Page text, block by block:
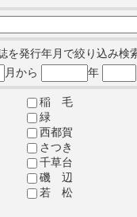
を発行年月で絞り込み検
月から 年
稲 毛
緑
西都賀
さつき
千草台
磯 辺
若 松